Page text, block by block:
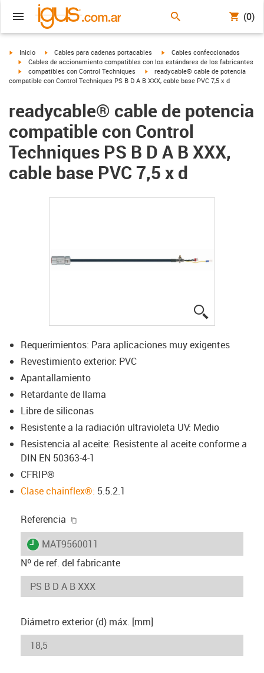
(0)
igus-icon-arrow-right
Inicio igus-icon-arrow-right
Cables para cadenas portacables igus-icon-arrow-right
Cables confeccionados
igus-icon-arrow-right
Cables de accionamiento compatibles con los estándares de los fabricantes
igus-icon-arrow-right
compatibles con Control Techniques igus-icon-arrow-right
readycable® cable de potencia
compatible con Control Techniques PS B D A B XXX, cable base PVC 7,5 x d
readycable® cable de potencia
compatible con Control
Techniques PS B D A B XXX,
cable base PVC 7,5 x d
Requerimientos: Para aplicaciones muy exigentes
Revestimiento exterior: PVC
Apantallamiento
Retardante de llama
Libre de siliconas
Resistente a la radiación ultravioleta UV: Medio
Resistencia al aceite: Resistente al aceite conforme a
DIN EN 50363-4-1
CFRIP®
Clase chainflex®: 5.5.2.1
Referencia
igus-icon-lieferzeit
MAT9560011
Nº de ref. del fabricante
Diámetro exterior (d) máx. [mm]